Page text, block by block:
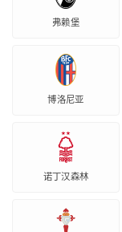
弗赖堡
博洛尼亚
诺丁汉森林